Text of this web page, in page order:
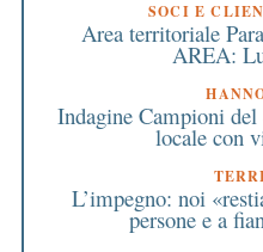
SOCI E
Area territoriale
AREA:
Indagine Campioni
locale con
L’impegno: noi
persone e a